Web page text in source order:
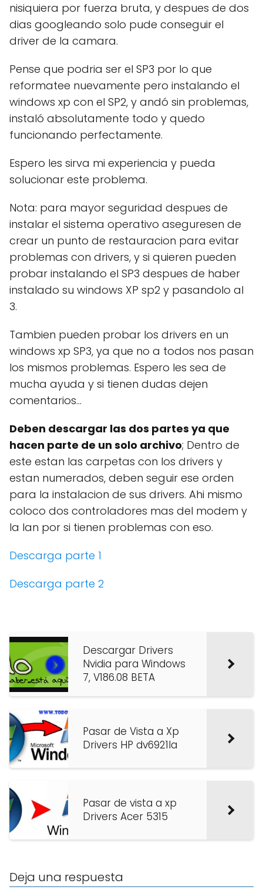
nisiquiera por fuerza bruta, y despues de dos
dias googleando solo pude conseguir el
driver de la camara.
Pense que podria ser el SP3 por lo que
reformatee nuevamente pero instalando el
windows xp con el SP2, y andó sin problemas,
instaló absolutamente todo y quedo
funcionando perfectamente.
Espero les sirva mi experiencia y pueda
solucionar este problema.
Nota: para mayor seguridad despues de
instalar el sistema operativo aseguresen de
crear un punto de restauracion para evitar
problemas con drivers, y si quieren pueden
probar instalando el SP3 despues de haber
instalado su windows XP sp2 y pasandolo al
3.
Tambien pueden probar los drivers en un
windows xp SP3, ya que no a todos nos pasan
los mismos problemas. Espero les sea de
mucha ayuda y si tienen dudas dejen
comentarios...
Deben descargar las dos partes ya que
hacen parte de un solo archivo; Dentro de
este estan las carpetas con los drivers y
estan numerados, deben seguir ese orden
para la instalacion de sus drivers. Ahi mismo
coloco dos controladores mas del modem y
la lan por si tienen problemas con eso.
Descarga parte 1
Descarga parte 2
Descargar Drivers
Nvidia para Windows
7, V186.08 BETA
Pasar de Vista a Xp
Drivers HP dv6921la
Pasar de vista a xp
Drivers Acer 5315
Deja una respuesta